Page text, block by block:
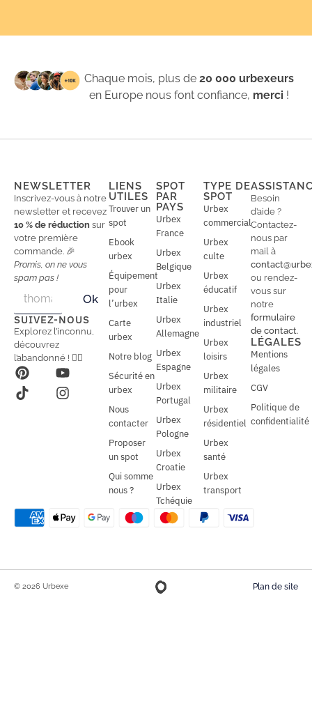
Chaque mois, plus de20 000 urbexeurs
en Europe nous font confiance, merci !
NEWSLETTER
Inscrivez-vous à notre
newsletter et recevez
10 % de réduction sur
votre première
commande. 🎉
Promis, on ne vous
spam pas !
a
i
l
a
i
l
*
Ok
SUIVEZ-NOUS
Explorez l’inconnu,
découvrez
l’abandonné ! 🕵️‍♂️
LIENS
UTILES
Trouver un
spot
Ebook
urbex
Équipement
pour
l’urbex
Carte
urbex
Notre blog
Sécurité en
urbex
Nous
contacter
Proposer
un spot
Qui somme
nous ?
SPOT
PAR
PAYS
Urbex
France
Urbex
Belgique
Urbex
Italie
Urbex
Allemagne
Urbex
Espagne
Urbex
Portugal
Urbex
Pologne
Urbex
Croatie
Urbex
Tchéquie
TYPE DE
SPOT
Urbex
commercial
Urbex
culte
Urbex
éducatif
Urbex
industriel
Urbex
loisirs
Urbex
militaire
Urbex
résidentiel
Urbex
santé
Urbex
transport
Besoin
d’aide ?
Contactez-
nous par
mail à
ou rendez-
vous sur
notre
formulaire
de contact.
LÉGALES
Mentions
légales
CGV
Politique de
confidentialité
© 2026 Urbexe Plan de site